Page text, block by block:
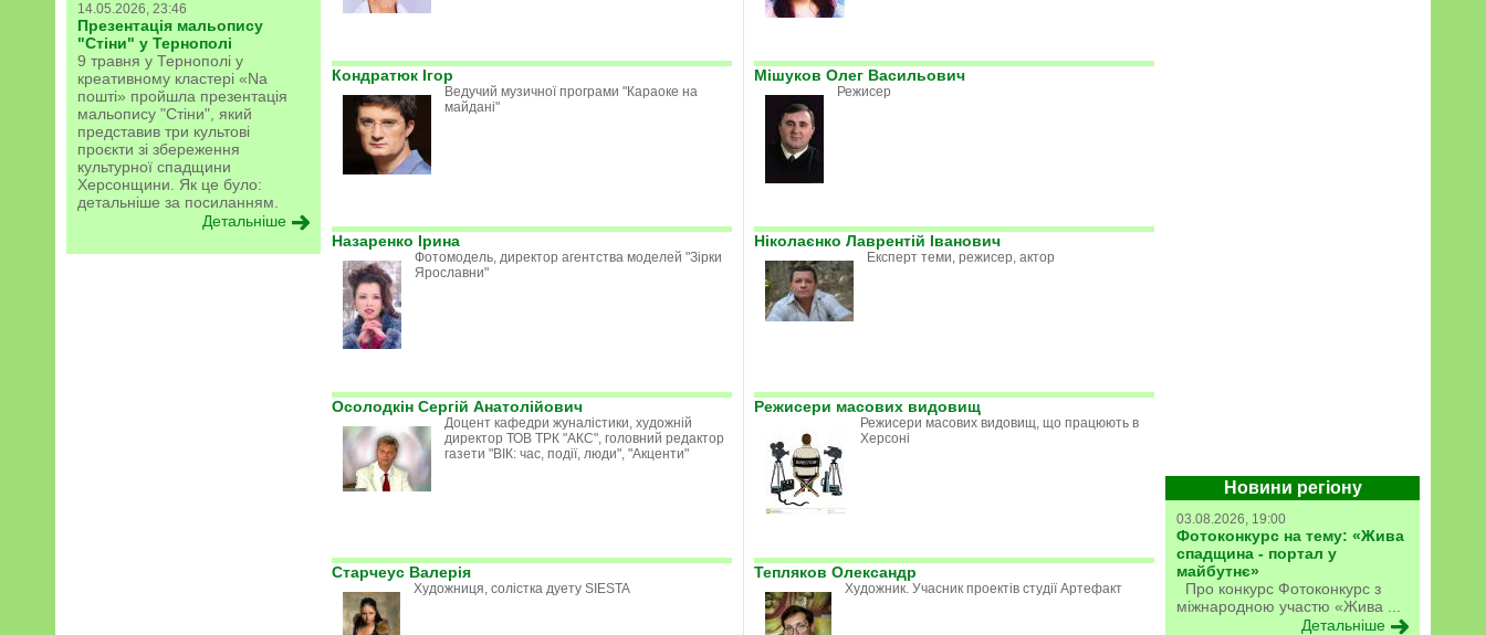
14.05.2026, 23:46
Презентація мальопису
"Стіни" у Тернополі
9 травня у Тернополі у
креативному кластері «Na
пошті» пройшла презентація
мальопису "Стіни", який
представив три культові
проєкти зі збереження
культурної спадщини
Херсонщини. Як це було:
детальніше за посиланням.
Детальніше
Новини регіону
03.08.2026, 19:00
Фотоконкурс на тему: «Жива
спадщина - портал у
майбутнє»
Про конкурс Фотоконкурс з
міжнародною участю «Жива ...
Детальніше
Кондратюк Ігор
Ведучий музичної програми "Караоке на
майдані"
Мішуков Олег Васильович
Режисер
Назаренко Ірина
Фотомодель, директор агентства моделей "Зірки
Ярославни"
Ніколаєнко Лаврентій Іванович
Експерт теми, режисер, актор
Осолодкін Сергій Анатолійович
Доцент кафедри жуналістики, художній
директор ТОВ ТРК "АКС", головний редактор
газети "ВІК: час, події, люди", "Акценти"
Режисери масових видовищ
Режисери масових видовищ, що працюють в
Херсоні
Старчеус Валерія
Художниця, солістка дуету SIESTA
Тепляков Олександр
Художник. Учасник проектів студії Артефакт